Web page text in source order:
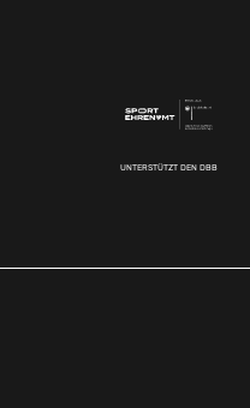
UNTERSTÜTZT DEN DBB